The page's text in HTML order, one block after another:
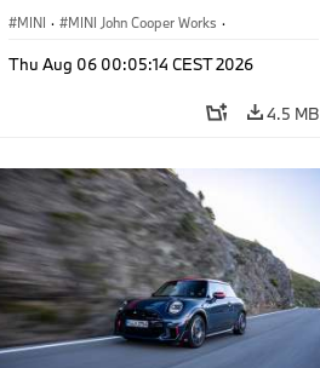
MINI · MINI John Cooper Works ·
Optional Extras, Accessories
Thu Aug 06 00:05:14 CEST 2026
4.5 MB